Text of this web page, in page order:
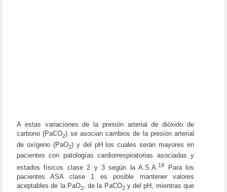
A estas variaciones de la presión arterial de dióxido de
carbono (PaCO2) se asocian cambios de la presión arterial
de oxígeno (PaO2) y del pH los cuales serán mayores en
pacientes con patologías cardiorrespiratorias asociadas y
estados físicos clase 2 y 3 según la A.S.A.19
Para los
pacientes ASA clase 1 es posible mantener valores
aceptables de la PaO2, de la PaCO2y del pH, mientras que